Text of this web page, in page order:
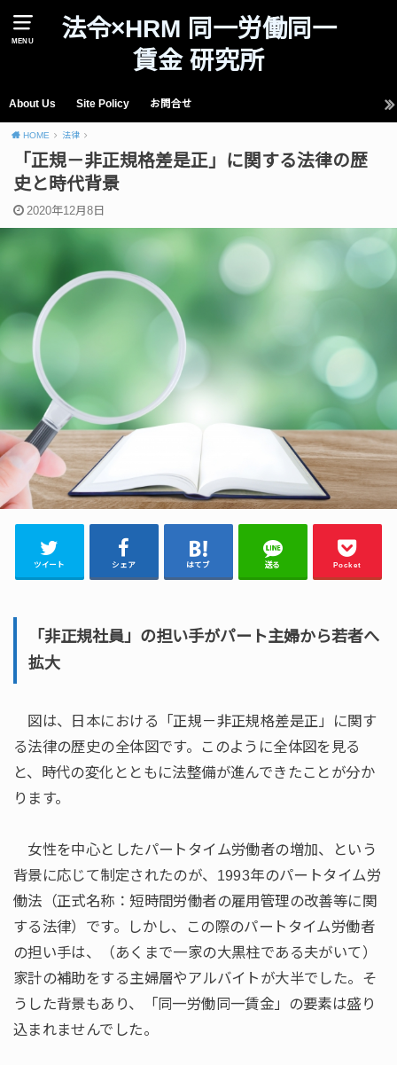
MENU
法令×HRM 同一労働同一
賃金 研究所
About Us Site Policy お問合せ
HOME 法律
「正規－非正規格差是正」に関する法律の歴
史と時代背景
2020年12月8日
ツイート シェア はてブ 送る Pocket
「非正規社員」の担い手がパート主婦から若者へ
拡大
図は、日本における「正規－非正規格差是正」に関す
る法律の歴史の全体図です。このように全体図を見る
と、時代の変化とともに法整備が進んできたことが分か
ります。
女性を中心としたパートタイム労働者の増加、という
背景に応じて制定されたのが、1993年のパートタイム労
働法（正式名称：短時間労働者の雇用管理の改善等に関
する法律）です。しかし、この際のパートタイム労働者
の担い手は、（あくまで一家の大黒柱である夫がいて）
家計の補助をする主婦層やアルバイトが大半でした。そ
うした背景もあり、「同一労働同一賃金」の要素は盛り
込まれませんでした。